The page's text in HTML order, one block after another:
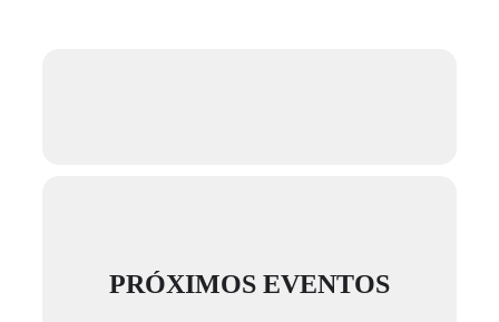
PRÓXIMOS EVENTOS